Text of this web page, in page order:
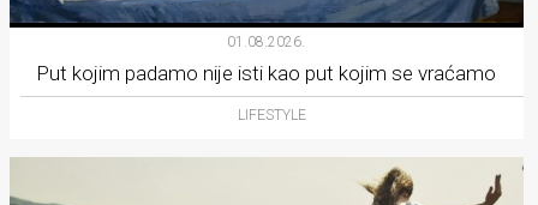
01.08.2026.
Put kojim padamo nije isti kao put kojim se vraćamo
LIFESTYLE